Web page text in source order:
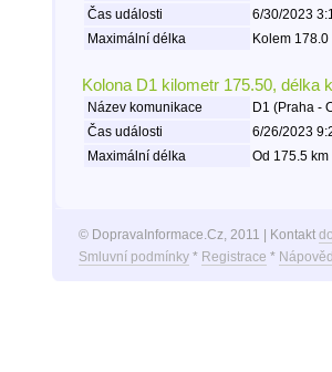
Čas události
6/30/2023
Maximální délka
Kolem
Kolona D1 kilometr 175.50, délka
Název komunikace
D1 (Praha -
Čas události
6/26/2023
Maximální délka
Od 175.5
© DopravaInformace.Cz, 2011 | Kontakt
Smluvní podmínky* Registrace *